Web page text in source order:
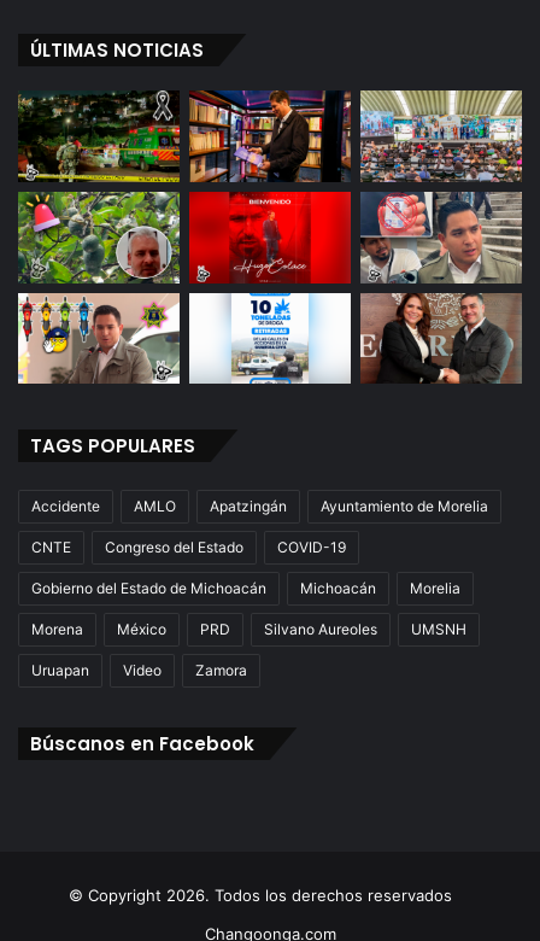
ÚLTIMAS NOTICIAS
TAGS POPULARES
Accidente AMLO Apatzingán Ayuntamiento de Morelia
CNTE Congreso del Estado COVID-19
Gobierno del Estado de Michoacán Michoacán Morelia
Morena México PRD Silvano Aureoles UMSNH
Uruapan Video Zamora
Búscanos en Facebook
© Copyright 2026. Todos los derechos reservados
Changoonga.com